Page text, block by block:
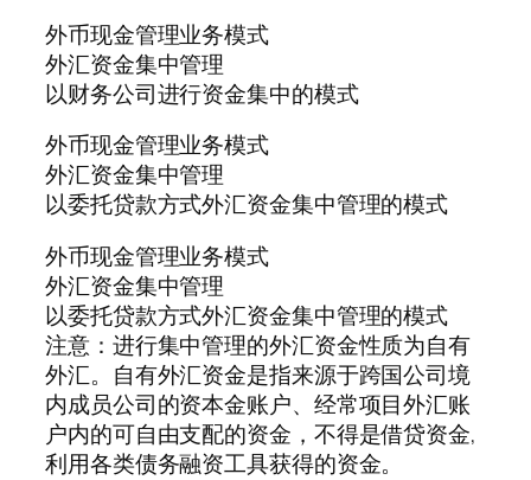
外币现金管理业务模式
外汇资金集中管理
以财务公司进行资金集中的模式
外币现金管理业务模式
外汇资金集中管理
以委托贷款方式外汇资金集中管理的模式
外币现金管理业务模式
外汇资金集中管理
以委托贷款方式外汇资金集中管理的模式
注意：进行集中管理的外汇资金性质为自有
外汇。自有外汇资金是指来源于跨国公司境
内成员公司的资本金账户、经常项目外汇账
户内的可自由支配的资金，不得是借贷资金,
利用各类债务融资工具获得的资金。